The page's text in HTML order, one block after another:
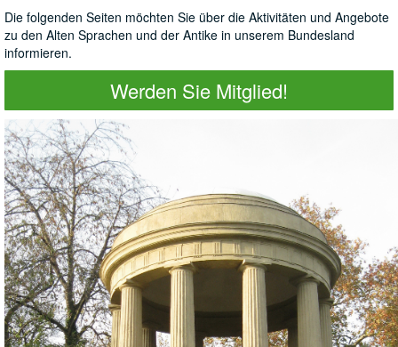
Die folgenden Seiten möchten Sie über die Aktivitäten und Angebote
zu den Alten Sprachen und der Antike in unserem Bundesland
informieren.
Werden Sie Mitglied!